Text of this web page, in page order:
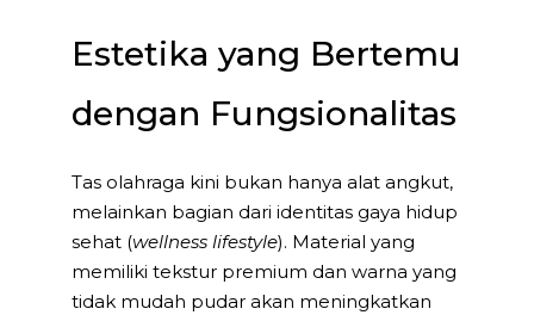
Estetika yang Bertemu
dengan Fungsionalitas
Tas olahraga kini bukan hanya alat angkut,
melainkan bagian dari identitas gaya hidup
sehat (wellness lifestyle). Material yang
memiliki tekstur premium dan warna yang
tidak mudah pudar akan meningkatkan